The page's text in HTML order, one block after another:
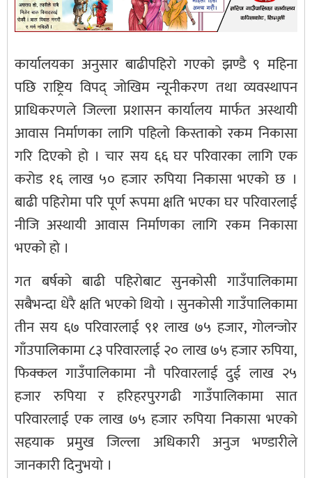
कार्यालयका अनुसार बाढीपहिरो गएको झण्डै ९ महिना
पछि राष्ट्रिय विपद् जोखिम न्यूनीकरण तथा व्यवस्थापन
प्राधिकरणले जिल्ला प्रशासन कार्यालय मार्फत अस्थायी
आवास निर्माणका लागि पहिलो किस्ताको रकम निकासा
गरि दिएको हो । चार सय ६६ घर परिवारका लागि एक
करोड १६ लाख ५० हजार रुपिया निकासा भएको छ ।
बाढी पहिरोमा परि पूर्ण रूपमा क्षति भएका घर परिवारलाई
नीजि अस्थायी आवास निर्माणका लागि रकम निकासा
भएको हो ।
गत बर्षको बाढी पहिरोबाट सुनकोसी गाउँपालिकामा
सबैभन्दा धेरै क्षति भएको थियो । सुनकोसी गाउँपालिकामा
तीन सय ६७ परिवारलाई ९१ लाख ७५ हजार, गोलन्जोर
गाँउपालिकामा ८३ परिवारलाई २० लाख ७५ हजार रुपिया,
फिक्कल गाउँपालिकामा नौ परिवारलाई दुई लाख २५
हजार रुपिया र हरिहरपुरगढी गाउँपालिकामा सात
परिवारलाई एक लाख ७५ हजार रुपिया निकासा भएको
सहयाक प्रमुख जिल्ला अधिकारी अनुज भण्डारीले
जानकारी दिनुभयो ।